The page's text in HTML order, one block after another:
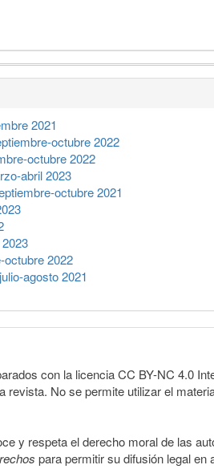
2021
octubre 2022
octubre 2022
abril 2023
octubre 2021
2022
agosto 2021
con la licencia CC BY-NC 4.0
No se permite utilizar el
y respeta el derecho moral de las
para permitir su difusión legal en